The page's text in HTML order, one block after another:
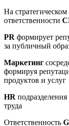
На
ответственности
PR формирует
за публичный
Маркетинг
формируя
продуктов и услуг
HR
труда
Ответственность